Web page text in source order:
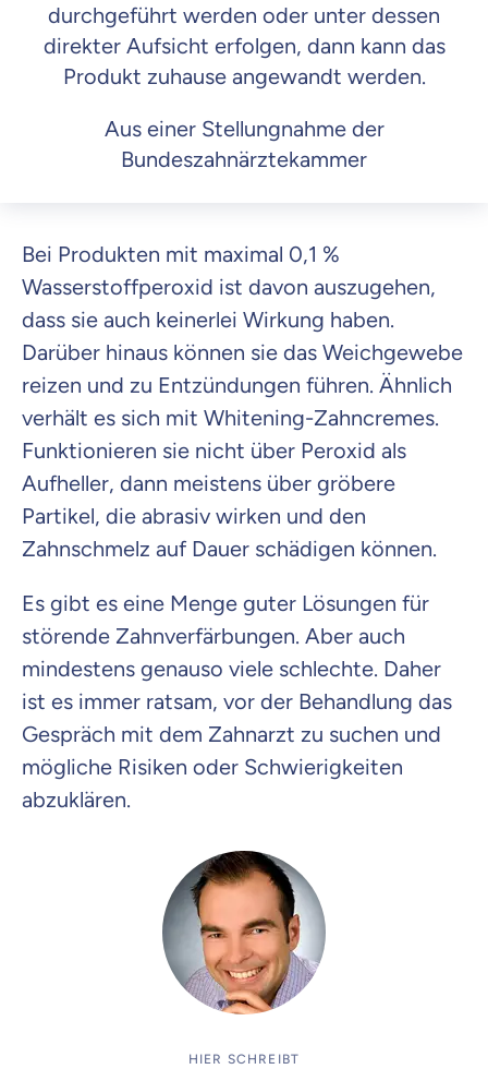
durchgeführt werden oder unter dessen
direkter Aufsicht erfolgen, dann kann das
Produkt zuhause angewandt werden.
Aus einer Stellungnahme der
Bundeszahnärztekammer
Bei Produkten mit maximal 0,1 %
Wasserstoffperoxid ist davon auszugehen,
dass sie auch keinerlei Wirkung haben.
Darüber hinaus können sie das Weichgewebe
reizen und zu Entzündungen führen. Ähnlich
verhält es sich mit Whitening-Zahncremes.
Funktionieren sie nicht über Peroxid als
Aufheller, dann meistens über gröbere
Partikel, die abrasiv wirken und den
Zahnschmelz auf Dauer schädigen können.
Es gibt es eine Menge guter Lösungen für
störende Zahnverfärbungen. Aber auch
mindestens genauso viele schlechte. Daher
ist es immer ratsam, vor der Behandlung das
Gespräch mit dem Zahnarzt zu suchen und
mögliche Risiken oder Schwierigkeiten
abzuklären.
HIER SCHREIBT